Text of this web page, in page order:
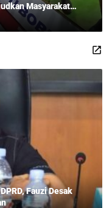
Masyarakat
Penonton!
Fauzi Desak